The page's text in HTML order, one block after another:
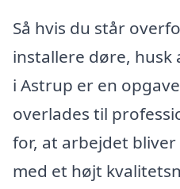
Så hvis du står
installere døre,
i Astrup er en
overlades til
for, at arbejdet
med et højt